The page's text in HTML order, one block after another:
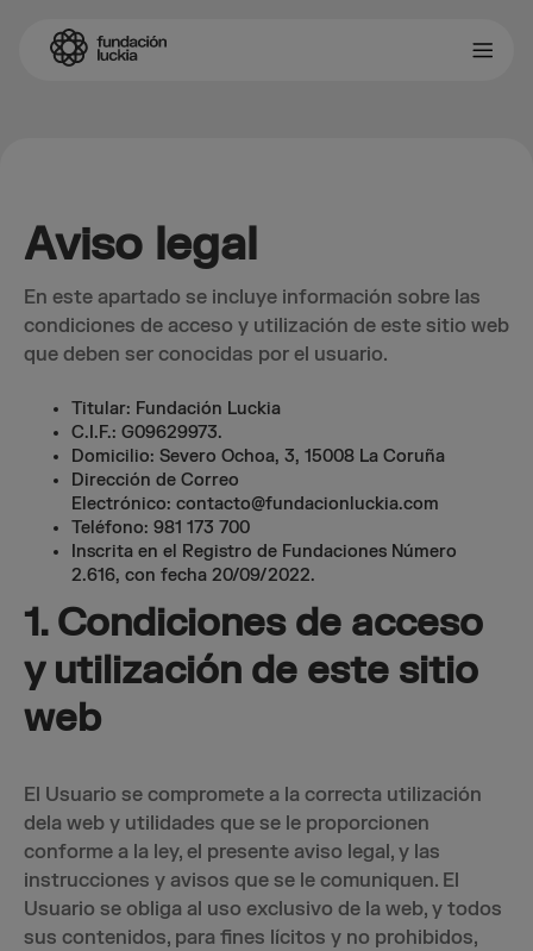
Aviso legal
En este apartado se incluye información sobre las
condiciones de acceso y utilización de este sitio web
que deben ser conocidas por el usuario.
Titular: Fundación Luckia
C.I.F.: G09629973.
Domicilio: Severo Ochoa, 3, 15008 La Coruña
Dirección de Correo
Electrónico: contacto@fundacionluckia.com
Teléfono: 981 173 700
Inscrita en el Registro de Fundaciones Número
2.616, con fecha 20/09/2022.
1. Condiciones de acceso
y utilización de este sitio
web
El Usuario se compromete a la correcta utilización
dela web y utilidades que se le proporcionen
conforme a la ley, el presente aviso legal, y las
instrucciones y avisos que se le comuniquen. El
Usuario se obliga al uso exclusivo de la web, y todos
sus contenidos, para fines lícitos y no prohibidos,